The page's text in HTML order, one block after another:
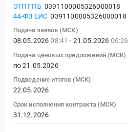
ЭТП ГПБ 0391100005326000018
44-ФЗ ЕИС 0391100005326000018
Подача заявок (МСК)
08.05.202608:41 - 21.05.2026 06:26
Подача ценовых предложений (МСК)
по 21.05.2026
Подведение итогов (МСК)
22.05.2026
Срок исполнения контракта (МСК)
31.12.2026